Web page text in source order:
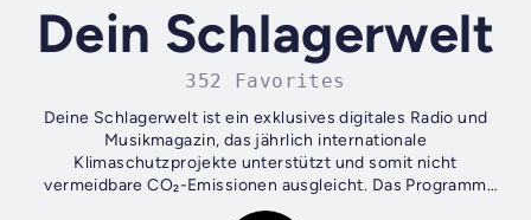
Dein Schlagerwelt
352 Favorites
Deine Schlagerwelt ist ein exklusives digitales Radio und
Musikmagazin, das jährlich internationale
Klimaschutzprojekte unterstützt und somit nicht
vermeidbare CO₂-Emissionen ausgleicht. Das Programm
bündelt deutschsprachige Musik der Genre Schlager...